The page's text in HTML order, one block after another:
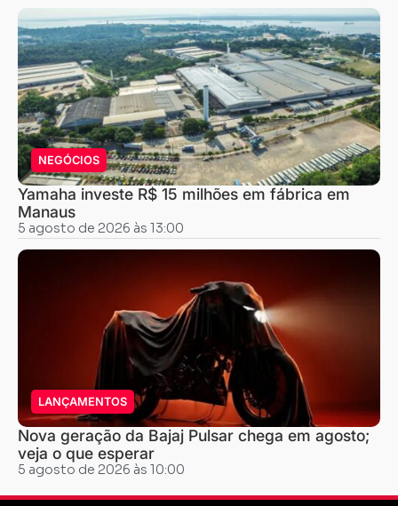
NEGÓCIOS
Yamaha investe R$ 15 milhões em fábrica em
Manaus
5 agosto de 2026 às 13:00
LANÇAMENTOS
Nova geração da Bajaj Pulsar chega em agosto;
veja o que esperar
5 agosto de 2026 às 10:00